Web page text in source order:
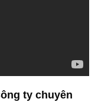
ty chuyên